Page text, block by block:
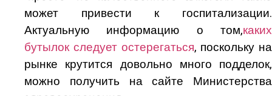
может привести к госпитализации.
Актуальную информацию о том,каких
бутылок следует остерегаться, поскольку на
рынке крутится довольно много подделок,
можно получить на сайте Министерства